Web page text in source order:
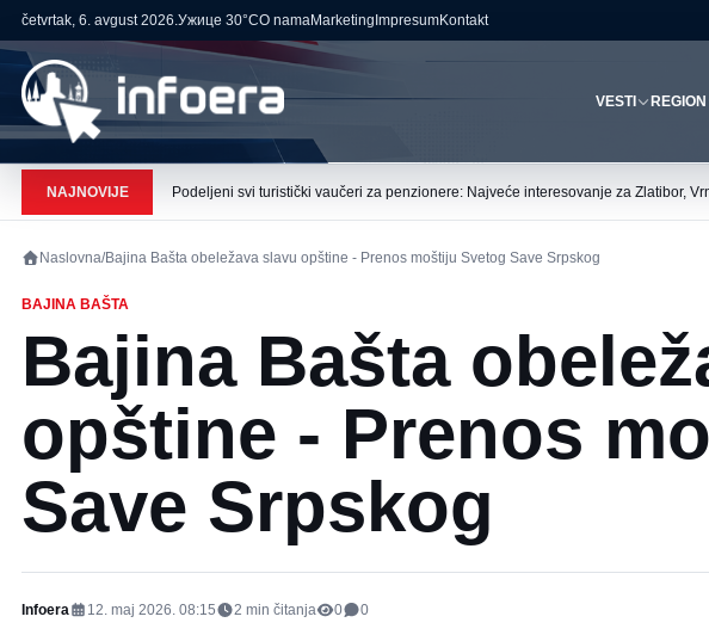
četvrtak, 6. avgust 2026.Ужице 30°CO namaMarketing ImpresumKontakt
VESTI REGION
NAJNOVIJE Podeljeni svi turistički vaučeri za penzionere: Najveće interesovanje za Zlatibor,
Naslovna/Bajina Bašta obeležava slavu opštine - Prenos moštiju Svetog Save Srpskog
BAJINA BAŠTA
Bajina Bašta
opštine - Prenos
Save Srpskog
Infoera 12. maj 2026. 08:15 2 min čitanja 0 0